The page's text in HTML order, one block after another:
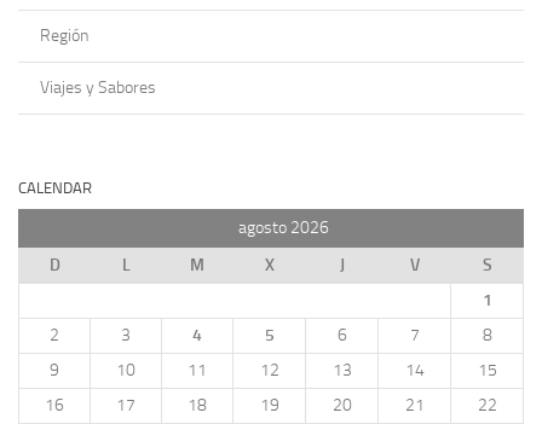
Región
Viajes y Sabores
CALENDAR
agosto 2026
D
L M X J V
S
1
2
3 4 5 6 7
8
9
10 11 12 13 14
15
16
17 18 19 20 21
22